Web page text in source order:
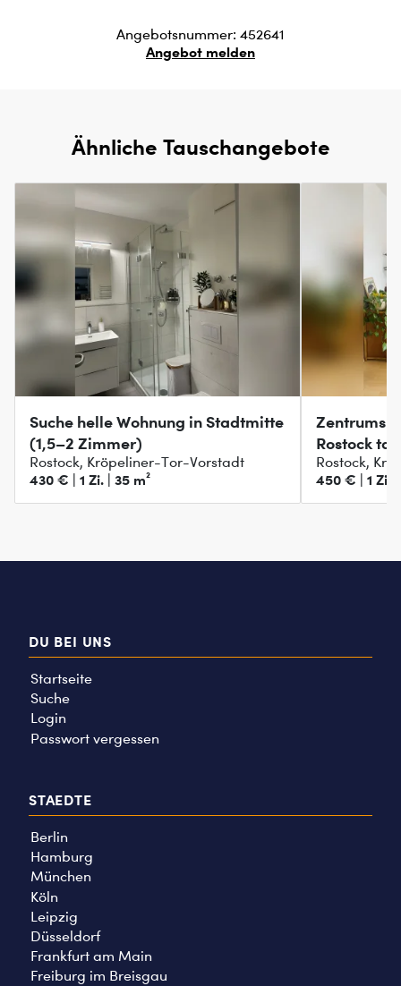
Angebotsnummer: 452641
Angebot melden
Ähnliche Tauschangebote
Suche helle Wohnung in Stadtmitte
(1,5–2 Zimmer)
Rostock, Kröpeliner-Tor-Vorstadt
430 € | 1 Zi. | 35 m²
Rostock
Rostock,
450 € | 1 Zi. |
DU BEI UNS
Startseite
Suche
Login
Passwort vergessen
STAEDTE
Berlin
Hamburg
München
Köln
Leipzig
Düsseldorf
Frankfurt am Main
Freiburg im Breisgau